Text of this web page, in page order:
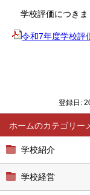
ホーム
学校紹介
学校経営
学校評価につきま
令和7年度学校評
登録日: